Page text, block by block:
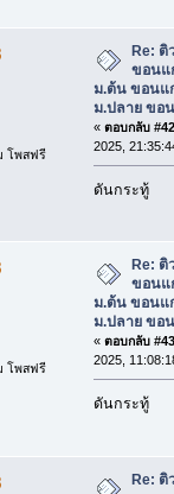
โพสฟรี
Re:
ขอนแ
ม.ต้น ขอนแ
ม.ปลาย ขอ
« ตอบกลับ
2025,
ดันกระทู้
โพสฟรี
Re:
ขอนแ
ม.ต้น ขอนแ
ม.ปลาย ขอ
« ตอบกลับ
2025,
ดันกระทู้
Re: ติ